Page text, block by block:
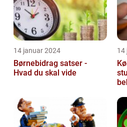
14 januar 2024
Børnebidrag satser -
Hvad du skal vide
14